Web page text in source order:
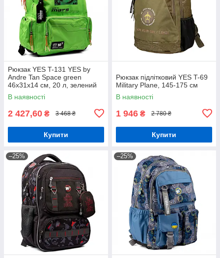
Рюкзак YES T-131 YES by
Andre Tan Space green
46х31х14 см, 20 л, зелений
(559049)
В наявності
2 427,60 ₴ 3 468 ₴
Купити
Рюкзак підлітковий YES T-69
Military Plane, 145-175 см
В наявності
1 946 ₴ 2 780 ₴
Купити
–25% –25%